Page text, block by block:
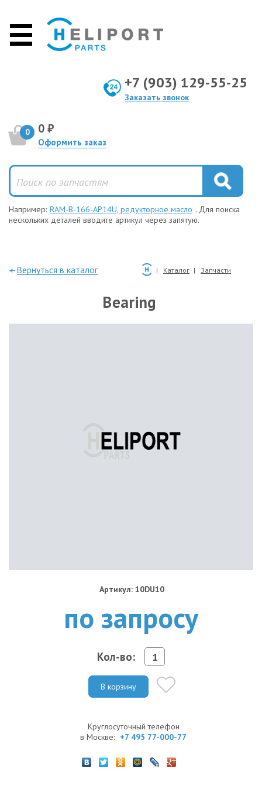
+7 (903) 129-55-25
Заказать звонок
0 0 ₽
Оформить заказ
Например: RAM-B-166-AP14U, редукторное масло . Для поиска
нескольких деталей вводите артикул через запятую.
—Вернуться в каталог Каталог Запчасти
Bearing
Артикул: 10DU10
по запросу
Кол-во:
В корзину
Круглосуточный телефон
в Москве: +7 495 77-000-77